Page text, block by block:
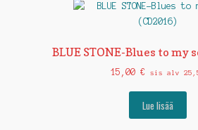
BLUE STONE-Blues to my
15,00 € sis alv
Lue lisää